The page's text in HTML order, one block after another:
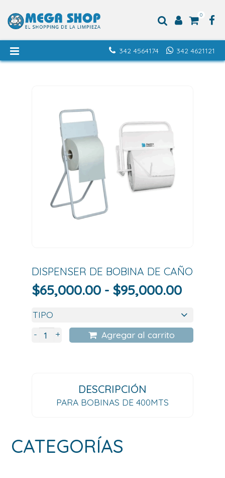
0
342 4621121
342 4564174
DISPENSER DE BOBINA DE CAÑO
$65,000.00 - $95,000.00Rango
desde
- + Agregar al carrito
DESCRIPCIÓN
PARA BOBINAS DE 400MTS
CATEGORÍAS